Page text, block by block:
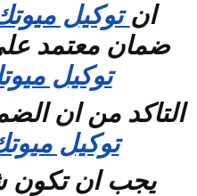
انتوكيل
ضمان معتمد
توكيل
التاكد من ان
توكيل
يجب ان تكون